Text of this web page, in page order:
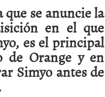
Promotor privado
para gestionar tus
cómo anticiparte
se anuncie la
en el que
es el principal
de Orange y en
Simyo antes de